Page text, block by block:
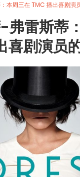
本周三在 TMC 播出喜剧演
弗雷斯蒂
喜剧演员